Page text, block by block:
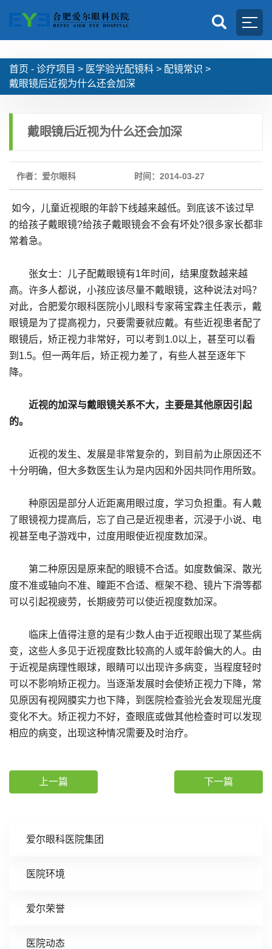
首页 - 诊疗项目 > 医学验光配镜科 > 配镜常识 >
戴眼镜后近视为什么还会加深
爱尔眼科医院集团
医院环境
爱尔荣誉
医院动态
戴眼镜后近视为什么还会加深
作者：爱尔眼科 时间：2014-03-27
如今，儿童近视眼的年龄下线越来越低。到底该不该过早
的给孩子戴眼镜?给孩子戴眼镜会不会有坏处?很多家长都非
常着急。
张女士：儿子配戴眼镜有1年时间，结果度数越来越
高。许多人都说，小孩应该尽量不戴眼镜，这种说法对吗？
对此，合肥爱尔眼科医院小儿眼科专家蒋宝霖主任表示，戴
眼镜是为了提高视力，只要需要就应戴。有些近视患者配了
眼镜后，矫正视力非常好，可以考到1.0以上，甚至可以看
到1.5。但一两年后，矫正视力差了，有些人甚至逐年下
降。
近视的加深与戴眼镜关系不大，主要是其他原因引起
的。
近视的发生、发展是非常复杂的，到目前为止原因还不
十分明确，但大多数医生认为是内因和外因共同作用所致。
种原因是部分人近距离用眼过度，学习负担重。有人戴
了眼镜视力提高后，忘了自己是近视患者，沉浸于小说、电
视甚至电子游戏中，过度用眼使近视度数加深。
第二种原因是原来配的眼镜不合适。如度数偏深、散光
度不准或轴向不准、瞳距不合适、框架不稳、镜片下滑等都
可以引起视疲劳，长期疲劳可以使近视度数加深。
临床上值得注意的是有少数人由于近视眼出现了某些病
变，这些人多见于近视度数比较高的人或年龄偏大的人。由
于近视是病理性眼球，眼睛可以出现许多病变，当程度轻时
可以不影响矫正视力。当逐渐发展时会使矫正视力下降，常
见原因有视网膜实力也下降，到医院检查验光会发现屈光度
变化不大。矫正视力不好，查眼底或做其他检查时可以发现
相应的病变，出现这种情况需要及时治疗。
上一篇 下一篇